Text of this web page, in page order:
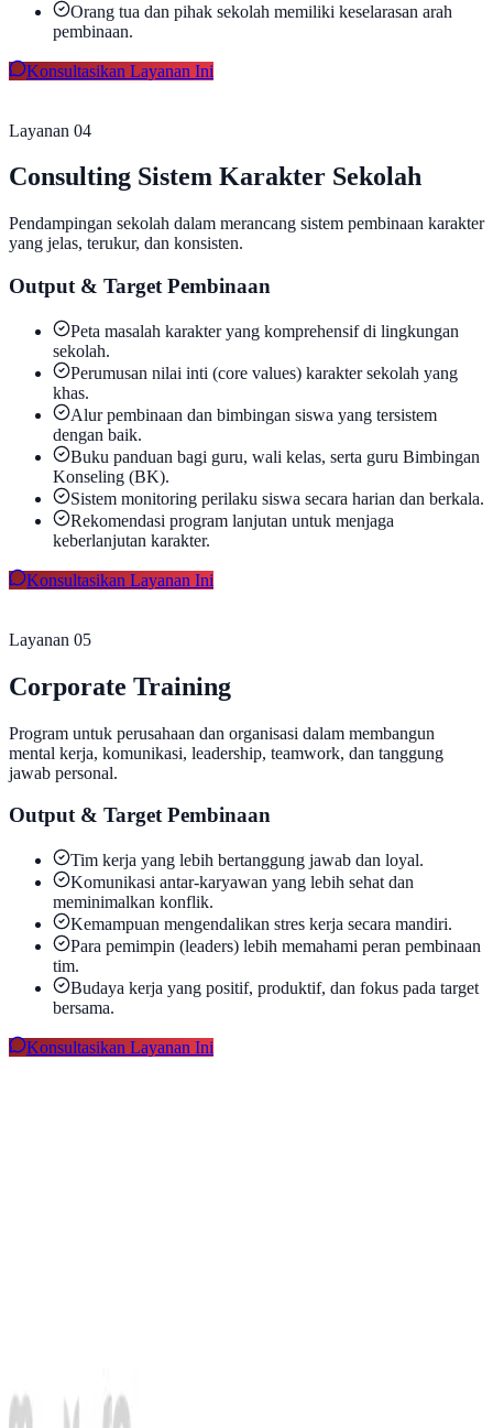
Orang tua dan pihak sekolah memiliki keselarasan arah
pembinaan.
Konsultasikan Layanan Ini
Layanan 04
Consulting Sistem Karakter Sekolah
Pendampingan sekolah dalam merancang sistem pembinaan karakter
yang jelas, terukur, dan konsisten.
Output & Target Pembinaan
Peta masalah karakter yang komprehensif di lingkungan
sekolah.
Perumusan nilai inti (core values) karakter sekolah yang
khas.
Alur pembinaan dan bimbingan siswa yang tersistem
dengan baik.
Buku panduan bagi guru, wali kelas, serta guru Bimbingan
Konseling (BK).
Sistem monitoring perilaku siswa secara harian dan berkala.
Rekomendasi program lanjutan untuk menjaga
keberlanjutan karakter.
Konsultasikan Layanan Ini
Layanan 05
Corporate Training
Program untuk perusahaan dan organisasi dalam membangun
mental kerja, komunikasi, leadership, teamwork, dan tanggung
jawab personal.
Output & Target Pembinaan
Tim kerja yang lebih bertanggung jawab dan loyal.
Komunikasi antar-karyawan yang lebih sehat dan
meminimalkan konflik.
Kemampuan mengendalikan stres kerja secara mandiri.
Para pemimpin (leaders) lebih memahami peran pembinaan
tim.
Budaya kerja yang positif, produktif, dan fokus pada target
bersama.
Konsultasikan Layanan Ini